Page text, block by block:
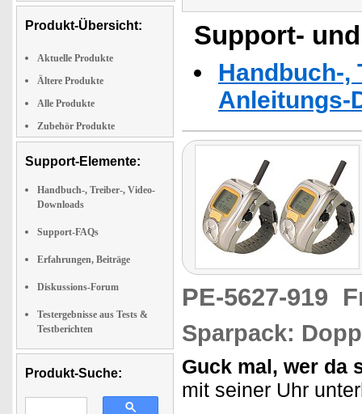
Produkt-Übersicht:
Aktuelle Produkte
Ältere Produkte
Alle Produkte
Zubehör Produkte
Support-Elemente:
Handbuch-, Treiber-, Video-
Downloads
Support-FAQs
Erfahrungen, Beiträge
Diskussions-Forum
Testergebnisse aus Tests &
Testberichten
Produkt-Suche:
Support-
Handbuch-,
Anleitungs-
PE-5627-919
Sparpack:
Guck mal, wer da
mit seiner Uhr